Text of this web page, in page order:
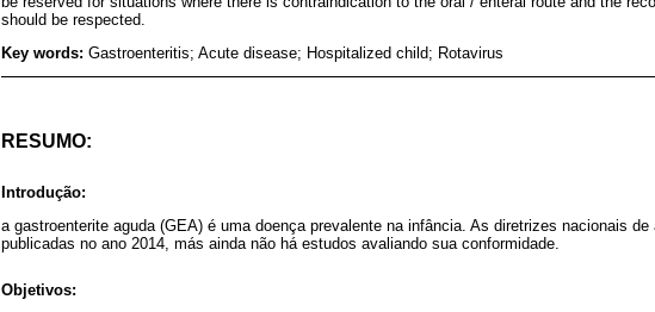
should be respected.
Key words: Gastroenteritis; Acute disease; Hospitalized child; Rotavirus
RESUMO:
Introdução:
a gastroenterite aguda (GEA) é uma doença prevalente na infância. As diretrizes nacionais de
publicadas no ano 2014, más ainda não há estudos avaliando sua conformidade.
Objetivos: